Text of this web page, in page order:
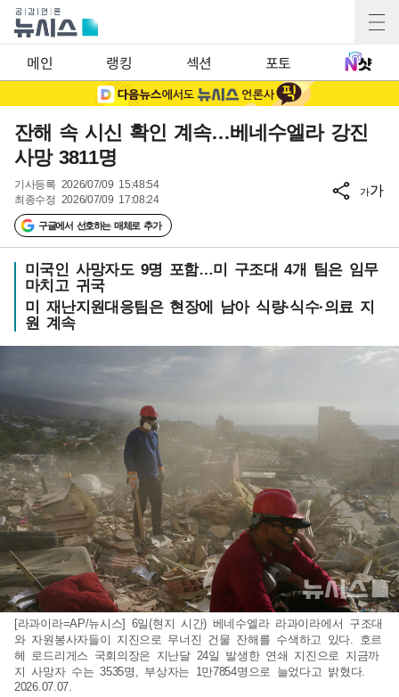
메인 랭킹 섹션 포토
잔해 속 시신 확인 계속…베네수엘라 강진
사망 3811명
기사등록 2026/07/09 15:48:54
최종수정 2026/07/09 17:08:24
구글에서 선호하는 매체로 추가
가가
미국인 사망자도 9명 포함…미 구조대 4개 팀은 임무
마치고 귀국
미 재난지원대응팀은 현장에 남아 식량·식수·의료 지
원 계속
[라과이라=AP/뉴시스] 6일(현지 시간) 베네수엘라 라과이라에서 구조대
와 자원봉사자들이 지진으로 무너진 건물 잔해를 수색하고 있다. 호르
헤 로드리게스 국회의장은 지난달 24일 발생한 연쇄 지진으로 지금까
지 사망자 수는 3535명, 부상자는 1만7854명으로 늘었다고 밝혔다.
2026.07.07.